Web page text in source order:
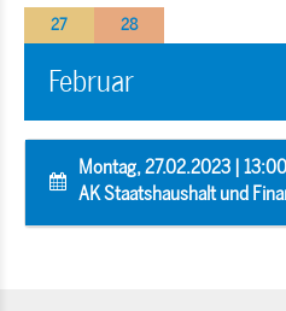
27
28
Februar
Montag, 27.02.2023 |
AK Staatshaushalt und